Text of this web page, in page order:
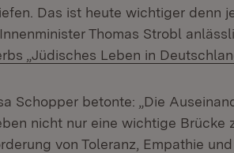
Das ist heute wichtiger denn
Thomas Strobl
„Jüdisches Leben in
Schopper betonte: „Die
nicht nur eine wichtige Brücke
von Toleranz, Empathie